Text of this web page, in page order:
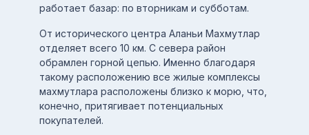
работает базар: по вторникам и субботам.
От исторического центра Аланьи Махмутлар
отделяет всего 10 км. С севера район
обрамлен горной цепью. Именно благодаря
такому расположению все жилые комплексы
махмутлара расположены близко к морю, что,
конечно, притягивает потенциальных
покупателей.